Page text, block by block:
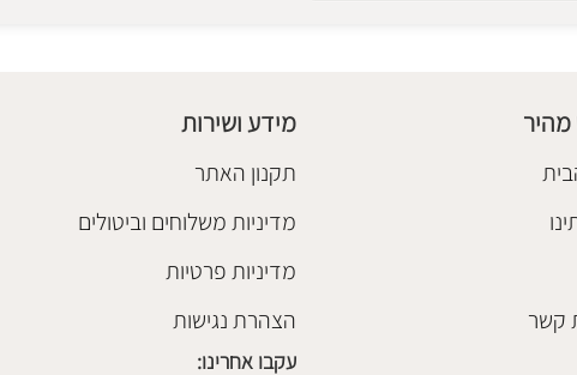
מהיר
קשר
מידע ושירות
תקנון האתר
מדיניות משלוחים וביטולים
מדיניות פרטיות
הצהרת נגישות
עקבו אחרינו: